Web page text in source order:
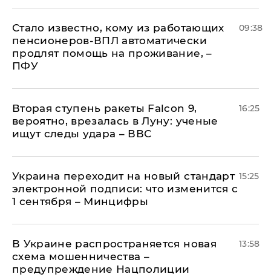
Стало известно, кому из работающих
пенсионеров-ВПЛ автоматически
продлят помощь на проживание, –
ПФУ
09:38
Вторая ступень ракеты Falcon 9,
вероятно, врезалась в Луну: ученые
ищут следы удара – ВВС
16:25
Украина переходит на новый стандарт
электронной подписи: что изменится с
1 сентября – Минцифры
15:25
В Украине распространяется новая
схема мошенничества –
предупреждение Нацполиции
13:58